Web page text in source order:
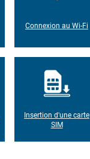
Connexion au Wi-Fi
Insertion d'une carte
SIM